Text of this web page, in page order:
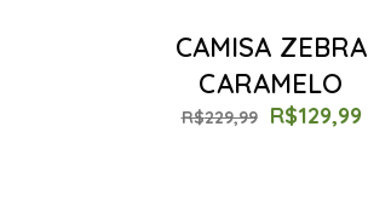
CAMISA ZEBRA
CARAMELO
R$229,99 R$129,99